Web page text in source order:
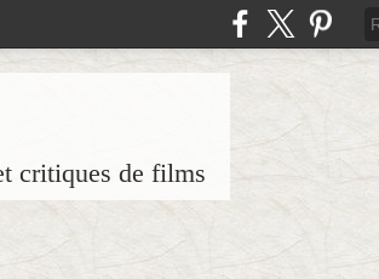
critiques de films